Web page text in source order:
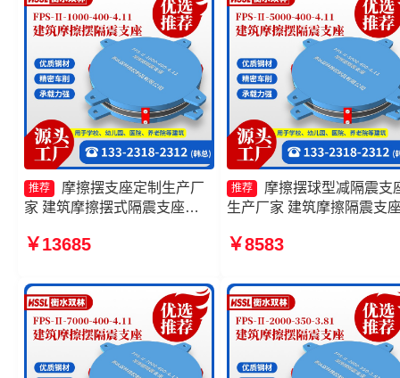
推荐
摩擦摆支座定制生产厂
家 建筑摩擦摆式隔震支座
摩擦摆式隔震支座厂家
￥13685
推荐
摩擦摆球型减隔震支
生产厂家 建筑摩擦隔震支
9000-400-4.11源头工厂 摩
￥8583